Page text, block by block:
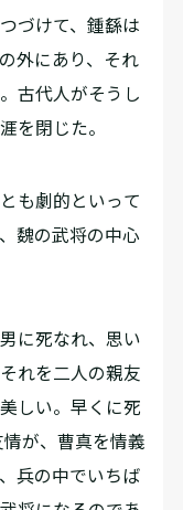
づけて、鍾繇は
外にあり、それ
古代人がそうし
を閉じた。
も劇的といって
魏の武将の中心
に死なれ、思い
れを二人の親友
しい。早くに死
情が、曹真を情義
兵の中でいちば